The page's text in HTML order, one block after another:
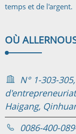
temps et de l'argent.
OÙ ALLER
N° 1-303-
Haigang,
0086-400-